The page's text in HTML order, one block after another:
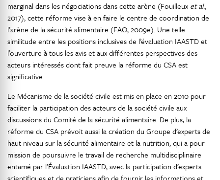
marginal dans les négociations dans cette arène (Fouilleux et al.,
2017), cette réforme vise à en faire le centre de coordination de
l’arène de la sécurité alimentaire (FAO, 2009e). Une telle
similitude entre les positions inclusives de l’évaluation IAASTD et
l’ouverture à tous les avis et aux différentes perspectives des
acteurs intéressés dont fait preuve la réforme du CSA est
significative.
Le Mécanisme de la société civile est mis en place en 2010 pour
faciliter la participation des acteurs de la société civile aux
discussions du Comité de la sécurité alimentaire. De plus, la
réforme du CSA prévoit aussi la création du Groupe d’experts de
haut niveau sur la sécurité alimentaire et la nutrition, qui a pour
mission de poursuivre le travail de recherche multidisciplinaire
entamé par l’Évaluation IAASTD, avec la participation d’experts